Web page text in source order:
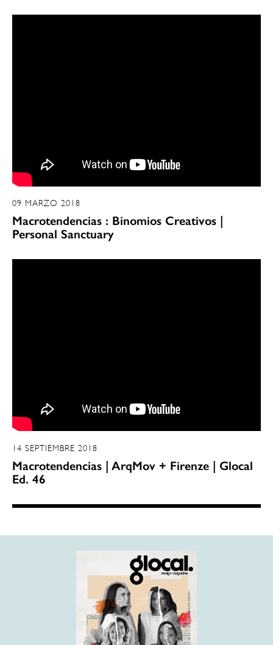
09 MARZO 2018
Macrotendencias : Binomios Creativos |
Personal Sanctuary
14 SEPTIEMBRE 2018
Macrotendencias | ArqMov + Firenze | Glocal
Ed. 46